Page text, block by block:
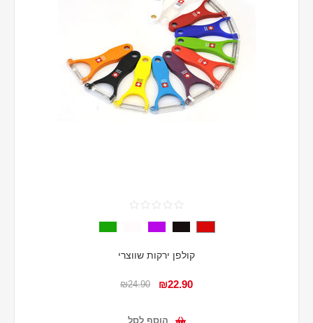
קולפן ירקות שווצרי
₪22.90
₪24.90
הוסף לסל